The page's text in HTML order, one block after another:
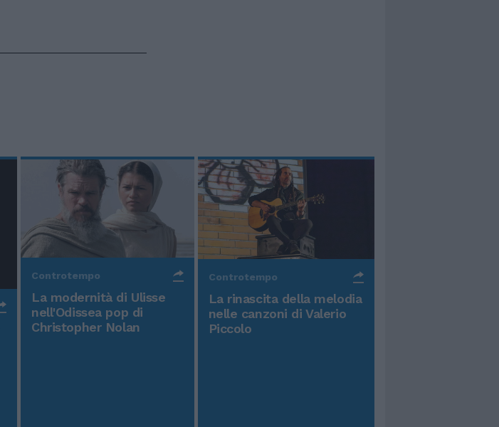
Controtempo
La modernità di Ulisse
nell'Odissea pop di
Christopher Nolan
Controtempo
La rinascita della melodia
nelle canzoni di Valerio
Piccolo